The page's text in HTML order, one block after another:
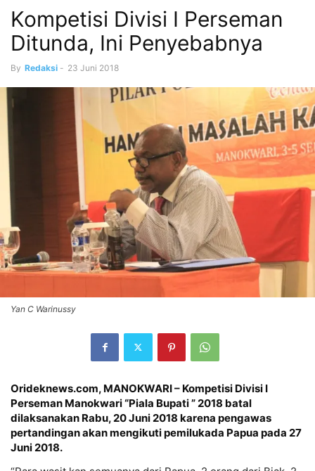
Kompetisi Divisi I Perseman
Ditunda, Ini Penyebabnya
By Redaksi - 23 Juni 2018
Yan C Warinussy
Orideknews.com, MANOKWARI – Kompetisi Divisi I
Perseman Manokwari “Piala Bupati ” 2018 batal
dilaksanakan Rabu, 20 Juni 2018 karena pengawas
pertandingan akan mengikuti pemilukada Papua pada 27
Juni 2018.